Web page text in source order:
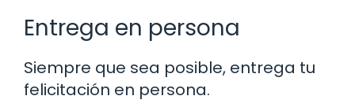
Entrega en persona
Siempre que sea posible, entrega tu
felicitación en persona.